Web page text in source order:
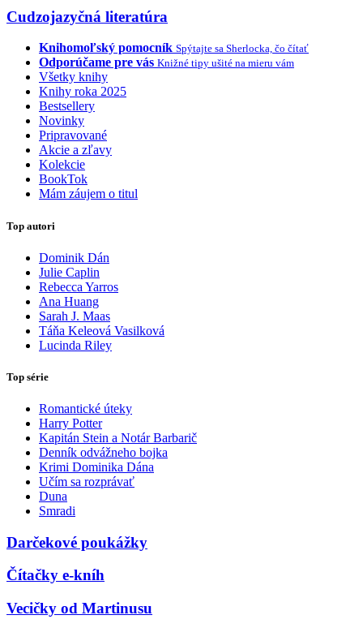
Cudzojazyčná literatúra
Knihomoľský pomocník Spýtajte sa Sherlocka, čo čítať
Odporúčame pre vás Knižné tipy ušité na mieru vám
Všetky knihy
Knihy roka 2025
Bestsellery
Novinky
Pripravované
Akcie a zľavy
Kolekcie
BookTok
Mám záujem o titul
Top autori
Dominik Dán
Julie Caplin
Rebecca Yarros
Ana Huang
Sarah J. Maas
Táňa Keleová Vasilková
Lucinda Riley
Top série
Romantické úteky
Harry Potter
Kapitán Stein a Notár Barbarič
Denník odvážneho bojka
Krimi Dominika Dána
Učím sa rozprávať
Duna
Smradi
Darčekové poukážky
Čítačky e-kníh
Vecičky od Martinusu